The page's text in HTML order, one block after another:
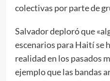
colectivas por parte de
Salvador deploró que
escenarios para Haití se
realidad en los pasados
ejemplo que las bandas